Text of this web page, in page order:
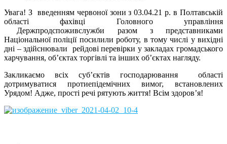
Увага! З введенням червоної зони з 03.04.21 р. в Полтавській
області фахівці Головного управління
Держпродспоживслужби разом з представниками
Національної поліції посилили роботу, в тому числі у вихідні
дні – здійснювали рейдові перевірки у закладах громадського
харчування, об’єктах торгівлі та інших об’єктах нагляду.
Закликаємо всіх суб’єктів господарювання області
дотримуватися протиепідемічних вимог, встановлених
Урядом! Адже, прості речі рятують життя! Всім здоров’я!